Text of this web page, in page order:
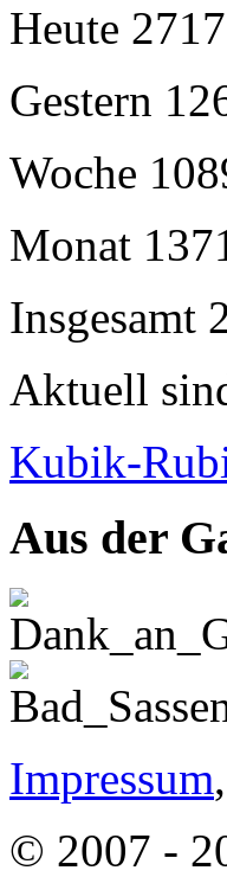
Heute 2717
Gestern
Woche
Monat
Insgesamt
Aktuell
Kubik-
Aus der
Impressum,
© 2007 -